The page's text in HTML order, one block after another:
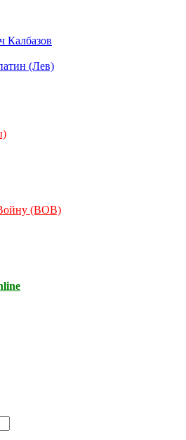
Калбазов
(Лев)
(ВОВ)